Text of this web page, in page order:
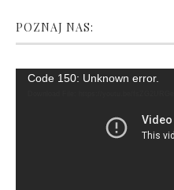
POZNAJ NAS:
Video
Code 150: Unknown error.